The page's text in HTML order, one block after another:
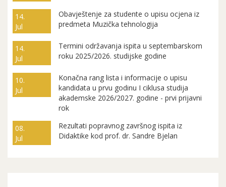
14.
Jul
Obavještenje za studente o upisu ocjena iz
predmeta Muzička tehnologija
14.
Jul
Termini održavanja ispita u septembarskom
roku 2025/2026. studijske godine
10.
Jul
Konačna rang lista i informacije o upisu
kandidata u prvu godinu I ciklusa studija
akademske 2026/2027. godine - prvi prijavni
rok
08.
Jul
Rezultati popravnog završnog ispita iz
Didaktike kod prof. dr. Sandre Bjelan